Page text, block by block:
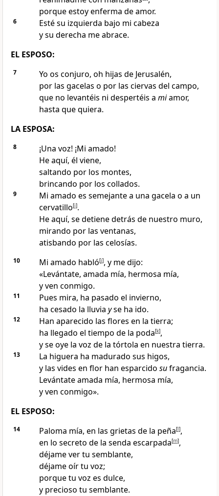
porque estoy enferma de amor.
6
Esté su izquierda bajo mi cabeza
y su derecha me abrace.
EL ESPOSO:
7 Yo os conjuro, oh hijas de Jerusalén,
por las gacelas o por las ciervas del campo,
que no levantéis ni despertéis a miamor,
hasta que quiera.
LA ESPOSA:
8
¡Una voz! ¡Mi amado!
He aquí, él viene,
saltando por los montes,
brincando por los collados.
9
Mi amado es semejante a una gacela o a un
cervatillo[i].
He aquí, se detiene detrás de nuestro muro,
mirando por las ventanas,
atisbando por las celosías.
10 Mi amado habló[j], y me dijo:
«Levántate, amada mía, hermosa mía,
y ven conmigo.
11
Pues mira, ha pasado el invierno,
ha cesado la lluvia yse ha ido.
12
Han aparecido las flores en la tierra;
ha llegado el tiempo de la poda[k],
y se oye la voz de la tórtola en nuestra tierra.
13 La higuera ha madurado sus higos,
y las vides en flor han esparcido sufragancia.
Levántate amada mía, hermosa mía,
y ven conmigo».
EL ESPOSO:
14 Paloma mía, en las grietas de la peña[l],
en lo secreto de la senda escarpada[m],
déjame ver tu semblante,
déjame oír tu voz;
porque tu voz es dulce,
y precioso tu semblante.